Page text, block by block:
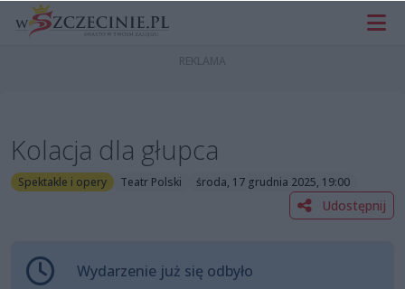
Kolacja dla głupca
Spektakle i opery Teatr Polski środa, 17 grudnia 2025, 19:00
Udostępnij
Wydarzenie już się odbyło